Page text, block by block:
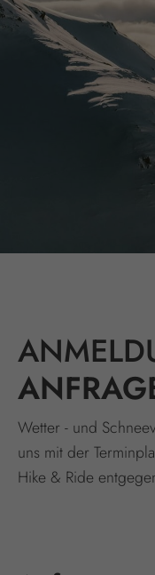
Wetter - und
uns mit der
Hike & Ride